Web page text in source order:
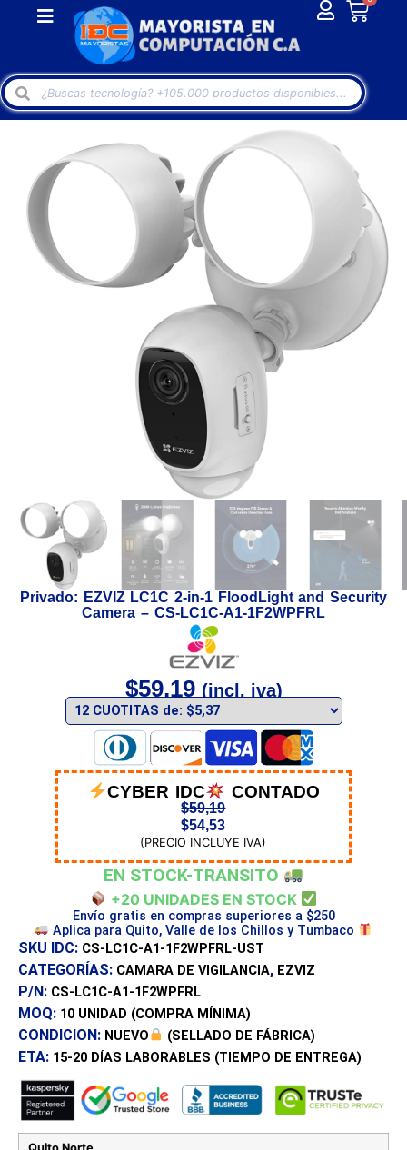
Privado: EZVIZ LC1C 2-in-1 FloodLight and Security
Camera – CS-LC1C-A1-1F2WPFRL
$59,19 (incl. iva)
CYBER IDC CONTADO
$59,19
$54,53
(PRECIO INCLUYE IVA)
EN STOCK-TRANSITO
+20 UNIDADES EN STOCK
Envío gratis en compras superiores a $250
Aplica para Quito, Valle de los Chillos y Tumbaco
SKU IDC: CS-LC1C-A1-1F2WPFRL-UST
CATEGORÍAS: CAMARA DE VIGILANCIA, EZVIZ
P/N: CS-LC1C-A1-1F2WPFRL
MOQ: 10 UNIDAD (COMPRA MÍNIMA)
CONDICION: NUEVO (SELLADO DE FÁBRICA)
ETA: 15-20 DÍAS LABORABLES (TIEMPO DE ENTREGA)